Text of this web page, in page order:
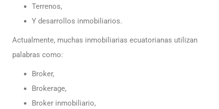
Terrenos,
Y desarrollos inmobiliarios.
Actualmente, muchas inmobiliarias ecuatorianas utilizan
palabras como:
Broker,
Brokerage,
Broker inmobiliario,